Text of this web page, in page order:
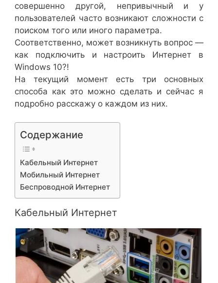
совершенно другой, непривычный и у
пользователей часто возникают сложности с
поиском того или иного параметра.
Соответственно, может возникнуть вопрос —
как подключить и настроить Интернет в
Windows 10?!
На текущий момент есть три основных
способа как это можно сделать и сейчас я
подробно расскажу о каждом из них.
Содержание
Кабельный Интернет
Мобильный Интернет
Беспроводной Интернет
Кабельный Интернет